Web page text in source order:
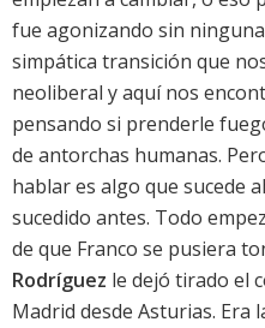
fue agonizando sin
simpática transición que
neoliberal y aquí nos
pensando si prenderle
de antorchas humanas.
hablar es algo que sucede
sucedido antes. Todo
de que Franco se pusiera
Rodríguez le dejó tirado el
Madrid desde Asturias. Era